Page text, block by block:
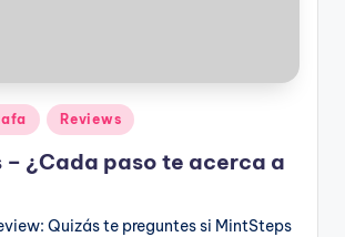
Reviews
– ¿Cada paso te acerca a
Quizás te preguntes si MintSteps